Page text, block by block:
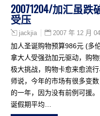
20071204/加汇虽
受压
jackjia 2007 年 12 月
加人圣诞购物预算986元 (多
拿大人受强劲加元驱动，购
极大挑战，购物卡愈来愈流
师说，今年的市场有很多变
的一年，因为没有前例可援
诞假期平均…